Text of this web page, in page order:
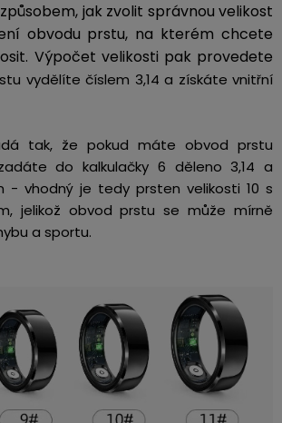
jak zvolit správnou velikost
obvodu prstu, na kterém chcete
Výpočet velikosti pak provedete
vydělíte číslem 3,14 a získáte vnitřní
tak, že pokud máte obvod prstu
do kalkulačky 6 děleno 3,14 a
- vhodný je tedy prsten velikosti 10 s
jelikož obvod prstu se může mírně
a sportu.